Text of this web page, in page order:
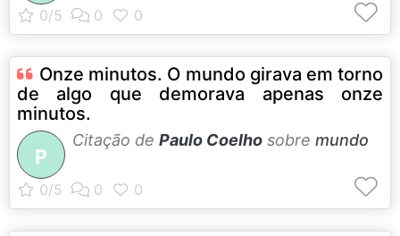
Onze minutos. O mundo girava em torno
de algo que demorava apenas onze
minutos.
P
Citação de Paulo Coelho sobre mundo